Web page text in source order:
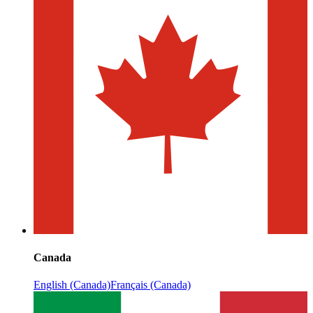
Canada
English (Canada)Français (Canada)